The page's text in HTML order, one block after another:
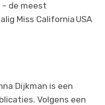
de meest
Miss California USA
Dijkman is een
Volgens een